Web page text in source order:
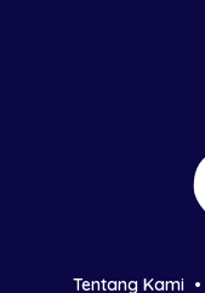
Tentang Kami